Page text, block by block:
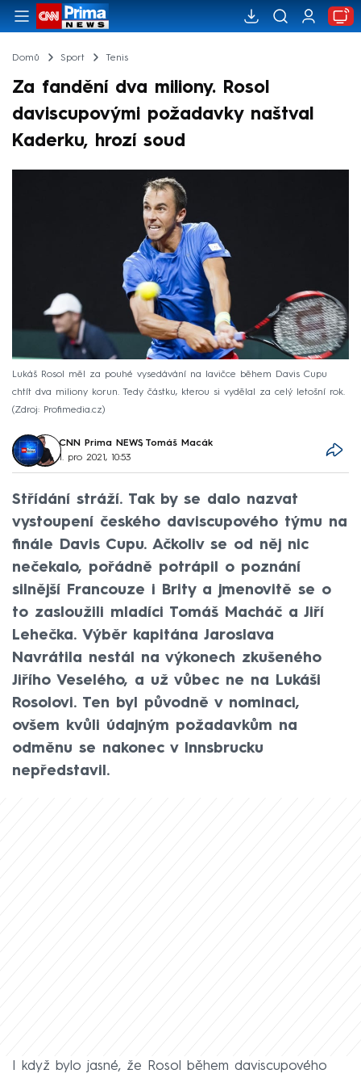
Domů Sport Tenis
Za fandění dva miliony. Rosol
daviscupovými požadavky naštval
Kaderku, hrozí soud
Lukáš Rosol měl za pouhé vysedávání na lavičce během Davis Cupu
chtít dva miliony korun. Tedy částku, kterou si vydělal za celý letošní rok.
Zdroj: Profimedia.cz
CNN Prima NEWS, Tomáš Macák
1. pro 2021, 10:53
Střídání stráží. Tak by se dalo nazvat
vystoupení českého daviscupového týmu na
finále Davis Cupu. Ačkoliv se od něj nic
nečekalo, pořádně potrápil o poznání
silnější Francouze i Brity a jmenovitě se o
to zasloužili mladíci Tomáš Macháč a Jiří
Lehečka. Výběr kapitána Jaroslava
Navrátila nestál na výkonech zkušeného
Jiřího Veselého, a už vůbec ne na Lukáši
Rosolovi. Ten byl původně v nominaci,
ovšem kvůli údajným požadavkům na
odměnu se nakonec v Innsbrucku
nepředstavil.
I když bylo jasné, že Rosol během daviscupového